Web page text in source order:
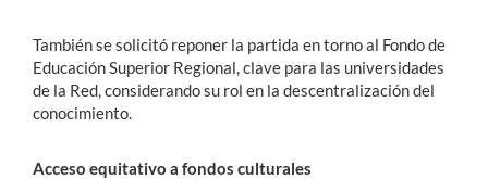
También se solicitó reponer la partida en torno al Fondo de
Educación Superior Regional, clave para las universidades
de la Red, considerando su rol en la descentralización del
conocimiento.
Acceso equitativo a fondos culturales